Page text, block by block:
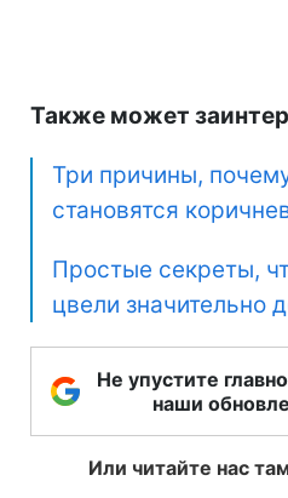
Также может
Три причины,
становятся
Простые секреты,
цвели значительно
Не упустите
наши
Или читайте нас